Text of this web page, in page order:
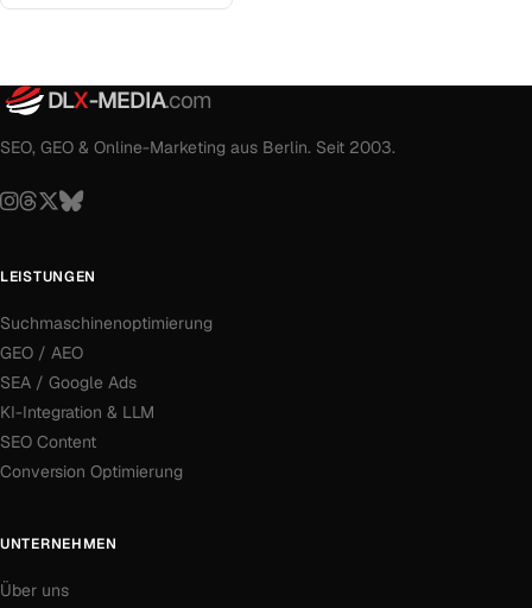
DLX-MEDIA.com
SEO, GEO & Online-Marketing aus Berlin. Seit 2003.
LEISTUNGEN
Suchmaschinenoptimierung
GEO / AEO
SEA / Google Ads
KI-Integration & LLM
SEO Content
Conversion Optimierung
UNTERNEHMEN
Über uns